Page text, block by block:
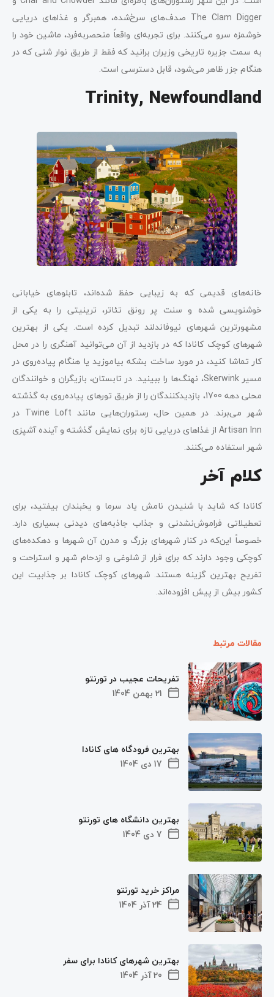
The Clam Digger صدف‌های سرخ‌شده، همبرگر و غذاهای دریایی
خوشمزه سرو می‌کنند. برای تجربه‌ای واقعاً منحصربه‌فرد، ماشین خود را
به سمت جزیره تاریخی وزیران برانید که فقط از طریق نوار شنی که در
هنگام جزر ظاهر می‌شود، قابل دسترسی است.
Trinity, Newfoundland
خانه‌های قدیمی که به زیبایی حفظ شده‌اند، تابلوهای خیابانی
خوشنویسی شده و سنت پر رونق تئاتر، ترینیتی را به یکی از
مشهورترین شهرهای نیوفاندلند تبدیل کرده است. یکی از بهترین
شهرهای کوچک کانادا که در بازدید از آن می‌توانید آهنگری را در محل
کار تماشا کنید، در مورد ساخت بشکه بیاموزید یا هنگام پیاده‌روی در
مسیر Skerwink، نهنگ‌ها را ببینید. در تابستان، بازیگران و خوانندگان
محلی دهه 1700، بازدیدکنندگان را از طریق تورهای پیاده‌روی به گذشته
شهر می‌برند. در همین حال، رستوران‌هایی مانند Twine Loft در
Artisan Inn از غذاهای دریایی تازه برای نمایش گذشته و آینده آشپزی
شهر استفاده می‌کنند.
کلام آخر
کانادا که شاید با شنیدن نامش یاد سرما و یخبندان بیفتید، برای
تعطیلاتی فراموش‌نشدنی و جذاب جاذبه‌های دیدنی بسیاری دارد.
خصوصاً این‌که در کنار شهرهای بزرگ و مدرن آن شهرها و دهکده‌های
کوچکی وجود دارند که برای فرار از شلوغی و ازدحام شهر و استراحت و
تفریح بهترین گزینه هستند. شهرهای کوچک کانادا بر جذابیت این
کشور بیش از پیش افزوده‌اند.
مقالات مرتبط
21 بهمن 1404
تفریحات عجیب در تورنتو
17 دی 1404
بهترین فرودگاه های کانادا
7 دی 1404
بهترین دانشگاه های تورنتو
24 آذر 1404
مراکز خرید تورنتو
20 آذر 1404
بهترین شهرهای کانادا برای سفر